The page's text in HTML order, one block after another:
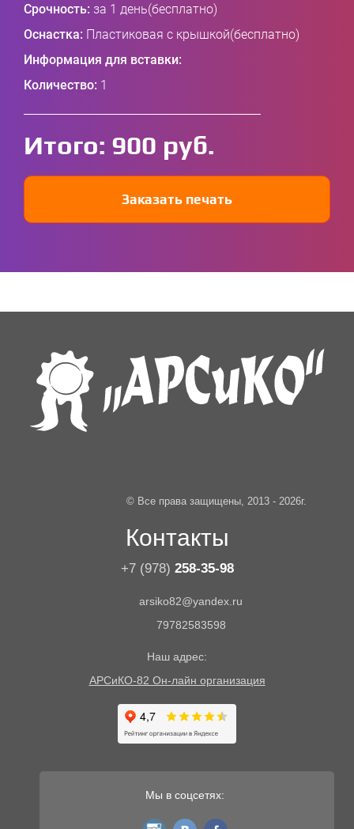
Срочность: за 1 день(бесплатно)
Оснастка: Пластиковая с крышкой(бесплатно)
Информация для вставки:
Количество: 1
Итого: 900
Заказать печать
© Все права защищены, 2013 - 2026г.
Контакты
+7 (978) 258-35-98
arsiko82@yandex.ru
79782583598
Наш адрес:
АРСиКО-82 Он-лайн организация
Мы в соцсетях:
instagram
vk fb